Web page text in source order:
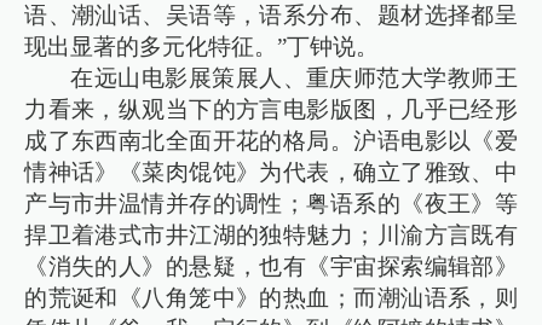
语、潮汕话、吴语等，语系分布、题材选择都呈
现出显著的多元化特征。”丁钟说。
在远山电影展策展人、重庆师范大学教师王
力看来，纵观当下的方言电影版图，几乎已经形
成了东西南北全面开花的格局。沪语电影以《爱
情神话》《菜肉馄饨》为代表，确立了雅致、中
产与市井温情并存的调性；粤语系的《夜王》等
捍卫着港式市井江湖的独特魅力；川渝方言既有
《消失的人》的悬疑，也有《宇宙探索编辑部》
的荒诞和《八角笼中》的热血；而潮汕语系，则